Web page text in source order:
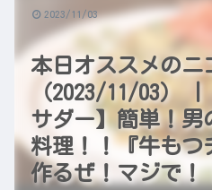
本日オススメのニ
（2023/11/03）
サダー】簡単！男
料理！！『牛もつ
作るぜ！マジで！
2023/11/03